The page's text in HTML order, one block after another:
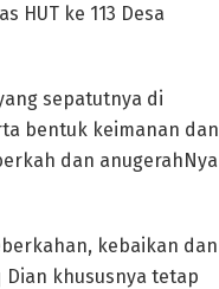
HUT ke 113 Desa
sepatutnya di
bentuk keimanan dan
dan anugerahNya
kebaikan dan
khususnya tetap